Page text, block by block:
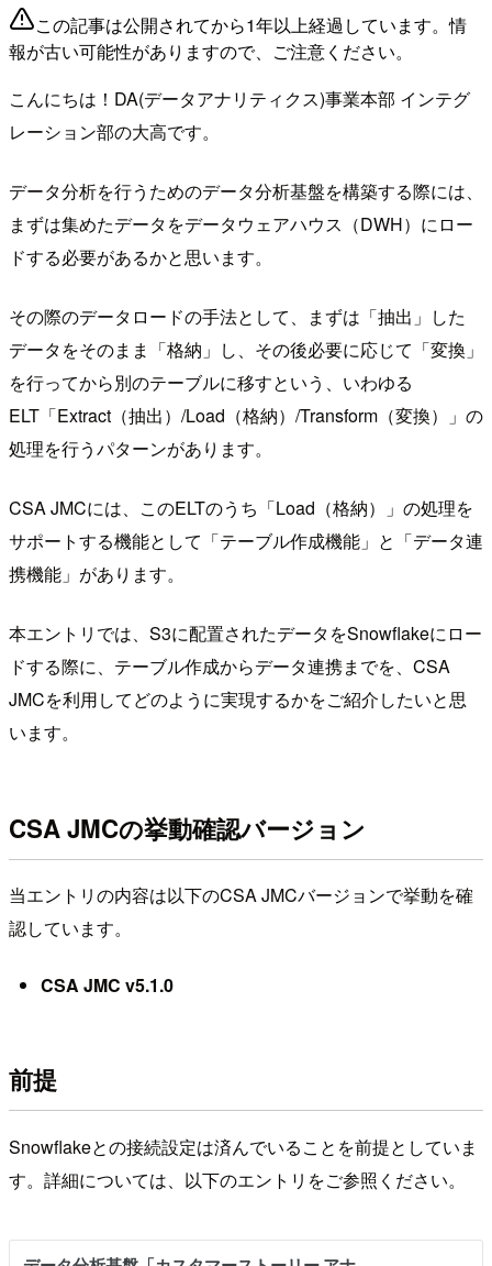
この記事は公開されてから1年以上経過しています。情
報が古い可能性がありますので、ご注意ください。
こんにちは！DA(データアナリティクス)事業本部 インテグ
レーション部の大高です。
データ分析を行うためのデータ分析基盤を構築する際には、
まずは集めたデータをデータウェアハウス（DWH）にロー
ドする必要があるかと思います。
その際のデータロードの手法として、まずは「抽出」した
データをそのまま「格納」し、その後必要に応じて「変換」
を行ってから別のテーブルに移すという、いわゆる
ELT「Extract（抽出）/Load（格納）/Transform（変換）」の
処理を行うパターンがあります。
CSA JMCには、このELTのうち「Load（格納）」の処理を
サポートする機能として「テーブル作成機能」と「データ連
携機能」があります。
本エントリでは、S3に配置されたデータをSnowflakeにロー
ドする際に、テーブル作成からデータ連携までを、CSA
JMCを利用してどのように実現するかをご紹介したいと思
います。
CSA JMCの挙動確認バージョン
当エントリの内容は以下のCSA JMCバージョンで挙動を確
認しています。
CSA JMC v5.1.0
前提
Snowflakeとの接続設定は済んでいることを前提としていま
す。詳細については、以下のエントリをご参照ください。